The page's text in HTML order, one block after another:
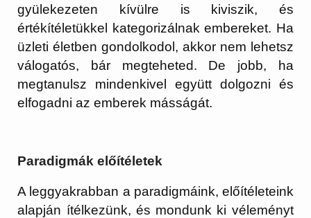
gyülekezeten kívülre is kiviszik, és
értékítéletükkel kategorizálnak embereket. Ha
üzleti életben gondolkodol, akkor nem lehetsz
válogatós, bár megteheted. De jobb, ha
megtanulsz mindenkivel együtt dolgozni és
elfogadni az emberek másságát.
Paradigmák előítéletek
A leggyakrabban a paradigmáink, előítéleteink
alapján ítélkezünk, és mondunk ki véleményt